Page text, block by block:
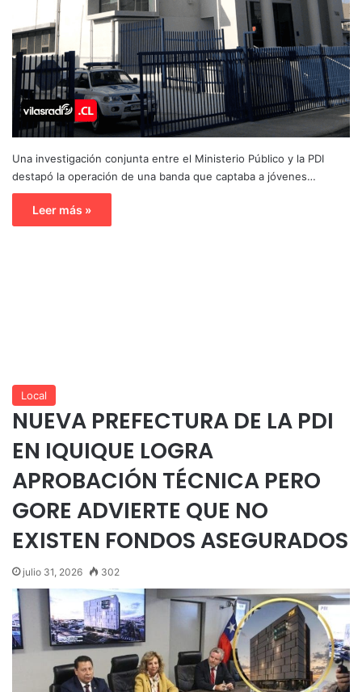
Una investigación conjunta entre el Ministerio Público y la PDI
destapó la operación de una banda que captaba a jóvenes…
Leer más »
Local
NUEVA PREFECTURA DE LA PDI
EN IQUIQUE LOGRA
APROBACIÓN TÉCNICA PERO
GORE ADVIERTE QUE NO
EXISTEN FONDOS ASEGURADOS
julio 31, 2026 302